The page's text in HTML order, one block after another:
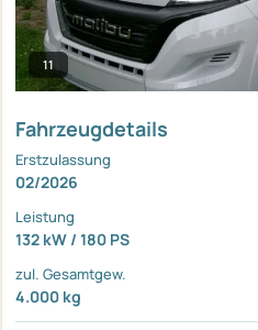
11
Fahrzeugdetails
Erstzulassung
02/2026
Leistung
132 kW / 180 PS
zul. Gesamtgew.
4.000 kg